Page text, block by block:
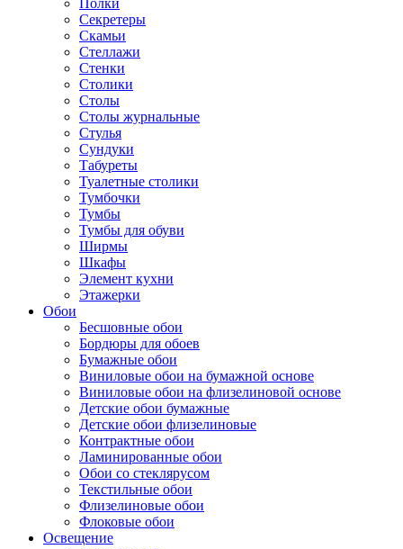
Полки
Секретеры
Скамьи
Стеллажи
Стенки
Столики
Столы
Столы журнальные
Стулья
Сундуки
Табуреты
Туалетные столики
Тумбочки
Тумбы
Тумбы для обуви
Ширмы
Шкафы
Элемент кухни
Этажерки
Обои
Бесшовные обои
Бордюры для обоев
Бумажные обои
Виниловые обои на бумажной основе
Виниловые обои на флизелиновой основе
Детские обои бумажные
Детские обои флизелиновые
Контрактные обои
Ламинированные обои
Обои со стеклярусом
Текстильные обои
Флизелиновые обои
Флоковые обои
Освещение